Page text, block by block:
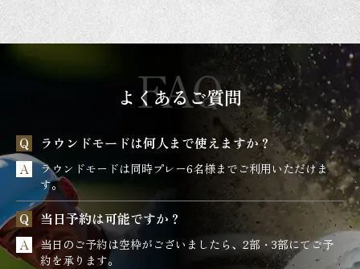
よくあるご質問
ラウンドモードは何人まで使えますか？
ラウンドモードは同時プレー6名様までご利用いただけま
す。
当日予約は可能ですか？
当日のご予約は空枠がございましたら、2部・3部にてご予
約を承ります。